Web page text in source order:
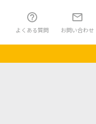
よくある質問 お問い合わせ